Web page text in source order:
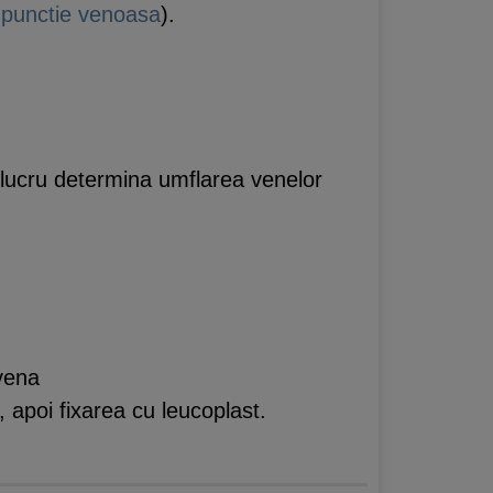
punctie venoasa).
determina umflarea venelor
fixarea cu leucoplast.